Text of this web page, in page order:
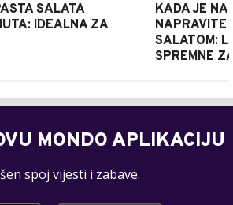
SALATA
IDEALNA ZA
KADA JE
NAPRAVITE
SALATOM:
SPREMNE
MONDO APLIKACIJU
spoj vijesti i zabave.